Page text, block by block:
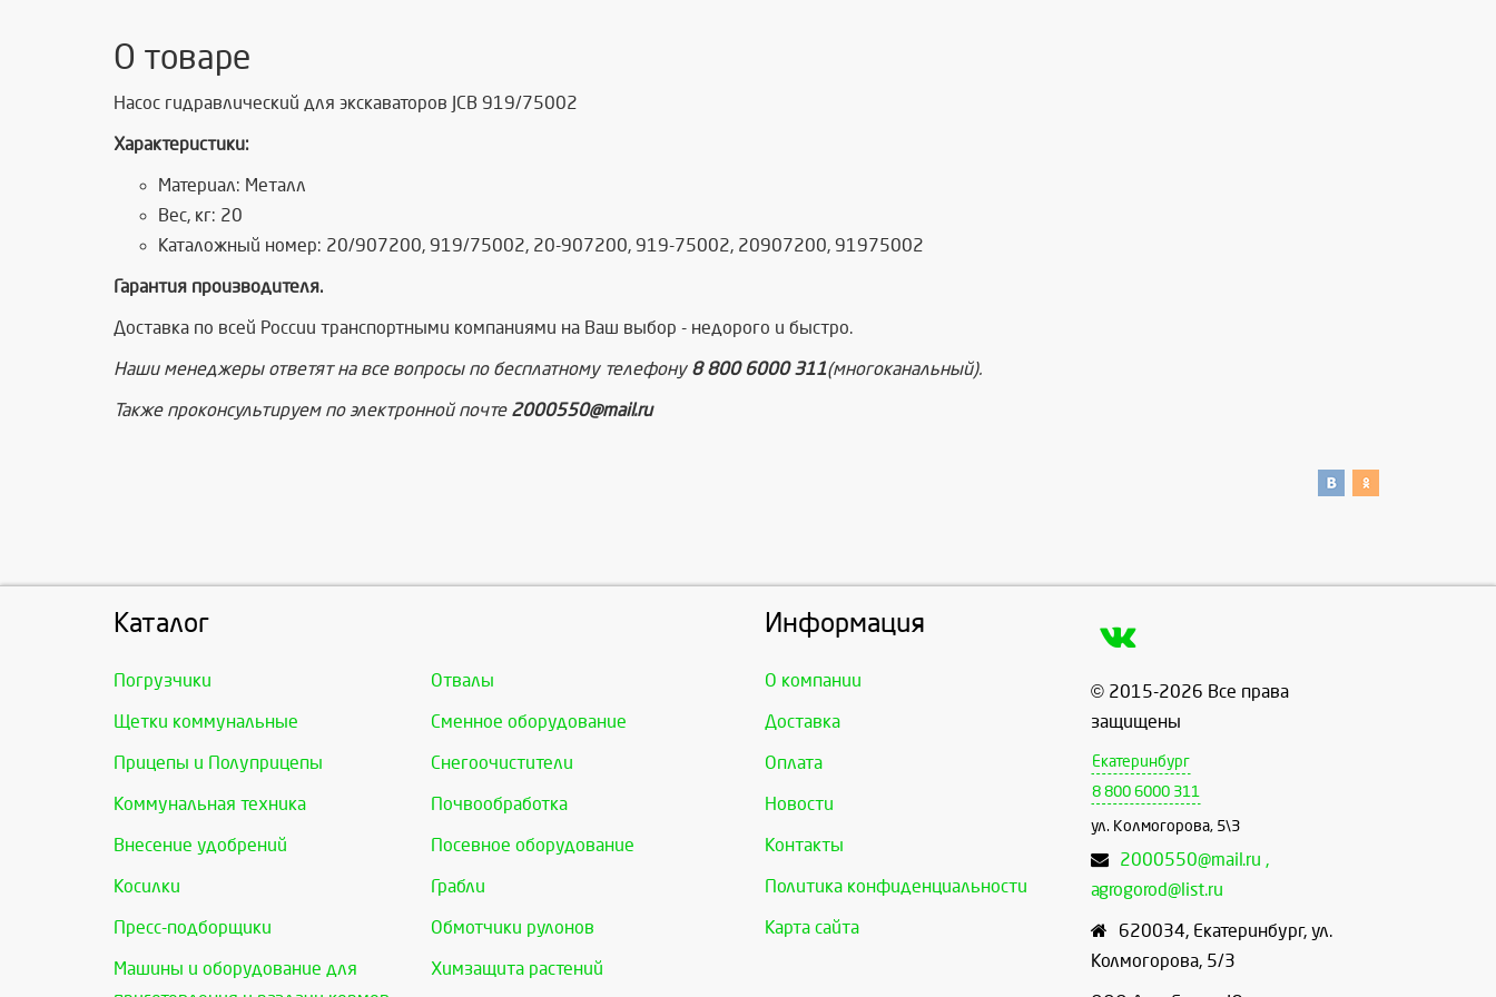
О товаре
Насос гидравлический для экскаваторов JCB 919/75002
Характеристики:
Материал: Металл
Вес, кг: 20
Каталожный номер: 20/907200, 919/75002, 20-907200, 919-75002, 20907200, 91975002
Гарантия производителя.
Доставка по всей России транспортными компаниями на Ваш выбор - недорого и быстро.
Наши менеджеры ответят на все вопросы по бесплатному телефону8 800 6000 311(многоканальный).
Также проконсультируем по электронной почте 2000550@mail.ru
Каталог
Погрузчики Отвалы
Щетки коммунальные Сменное оборудование
Прицепы и Полуприцепы Снегоочистители
Коммунальная техника Почвообработка
Внесение удобрений Посевное оборудование
Косилки Грабли
Пресс-подборщики Обмотчики рулонов
Машины и оборудование для
Химзащита растений
Информация
О компании
Доставка
Оплата
Новости
Контакты
Политика конфиденциальности
Карта сайта
© 2015-2026 Все права
защищены
Екатеринбург
8 800 6000 311
ул. Колмогорова, 5\3
2000550@mail.ru ,
agrogorod@list.ru
620034, Екатеринбург, ул.
Колмогорова, 5/3